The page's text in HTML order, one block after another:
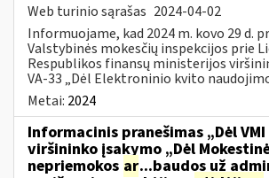
Web turinio sąrašas 2024-04-02
Informuojame, kad 2024 m. kovo 29 d.
Valstybinės mokesčių inspekcijos prie
Respublikos finansų ministerijos
VA-33 „Dėl Elektroninio kvito
Metai: 2024
Informacinis pranešimas „Dėl VMI
viršininko įsakymo „Dėl
nepriemokos ar...baudos už